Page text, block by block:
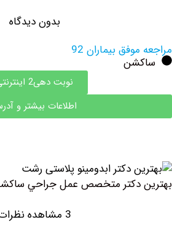
بدون دیدگاه
بیماران 92
نوبت دهی2 اینترنتی
اطلاعات بیشتر و آدرس
دكتر متخصص عمل جراحي ساكشن اهواز